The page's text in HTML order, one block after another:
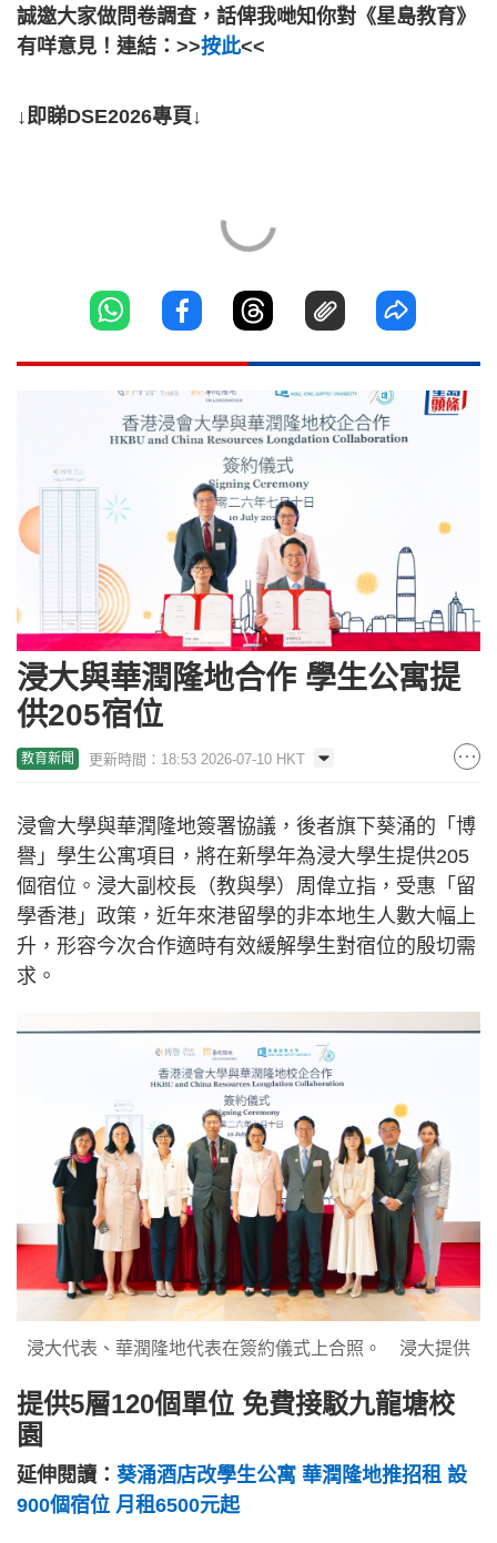
誠邀大家做問卷調查，話俾我哋知你對《星島教育》
有咩意見！連結：>>按此<<
↓即睇DSE2026專頁↓
浸大與華潤隆地合作 學生公寓提
供205宿位
教育新聞 更新時間：18:53 2026-07-10 HKT
浸會大學與華潤隆地簽署協議，後者旗下葵涌的「博
譽」學生公寓項目，將在新學年為浸大學生提供205
個宿位。浸大副校長（教與學）周偉立指，受惠「留
學香港」政策，近年來港留學的非本地生人數大幅上
升，形容今次合作適時有效緩解學生對宿位的殷切需
求。
浸大代表、華潤隆地代表在簽約儀式上合照。 浸大提供
提供5層120個單位 免費接駁九龍塘校
園
延伸閱讀： 葵涌酒店改學生公寓 華潤隆地推招租 設
900個宿位 月租6500元起